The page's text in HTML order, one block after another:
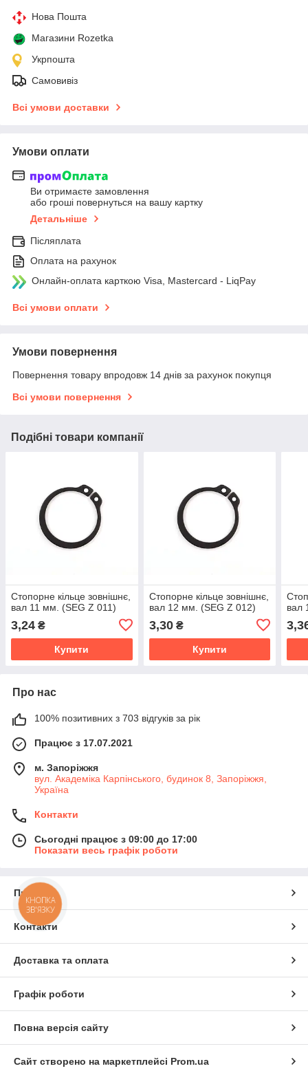
Нова Пошта
Магазини Rozetka
Укрпошта
Самовивіз
Всі умови доставки
Умови оплати
Ви отримаєте замовлення
або гроші повернуться на вашу картку
Детальніше
Післяплата
Оплата на рахунок
Онлайн-оплата карткою Visa, Mastercard - LiqPay
Всі умови оплати
Умови повернення
Повернення товару впродовж 14 днів за рахунок покупця
Всі умови повернення
Подібні товари компанії
Стопорне кільце зовнішнє,
вал 11 мм. (SEG Z 011)
3,24 ₴
Купити
Стопорне кільце зовнішнє,
вал 12 мм. (SEG Z 012)
3,30₴
Купити
вал
Про нас
100% позитивних з 703 відгуків за рік
Працює з 17.07.2021
м. Запоріжжя
вул. Академіка Карпінського, будинок 8, Запоріжжя,
Україна
Контакти
Сьогодні працює з 09:00 до 17:00
Показати весь графік роботи
Про нас
Контакти
Доставка та оплата
Графік роботи
Повна версія сайту
Сайт створено на маркетплейсі Prom.ua
КНОПКА
ЗВ'ЯЗКУ